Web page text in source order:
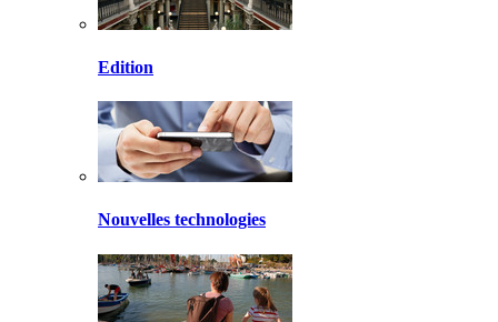
Edition
Nouvelles technologies